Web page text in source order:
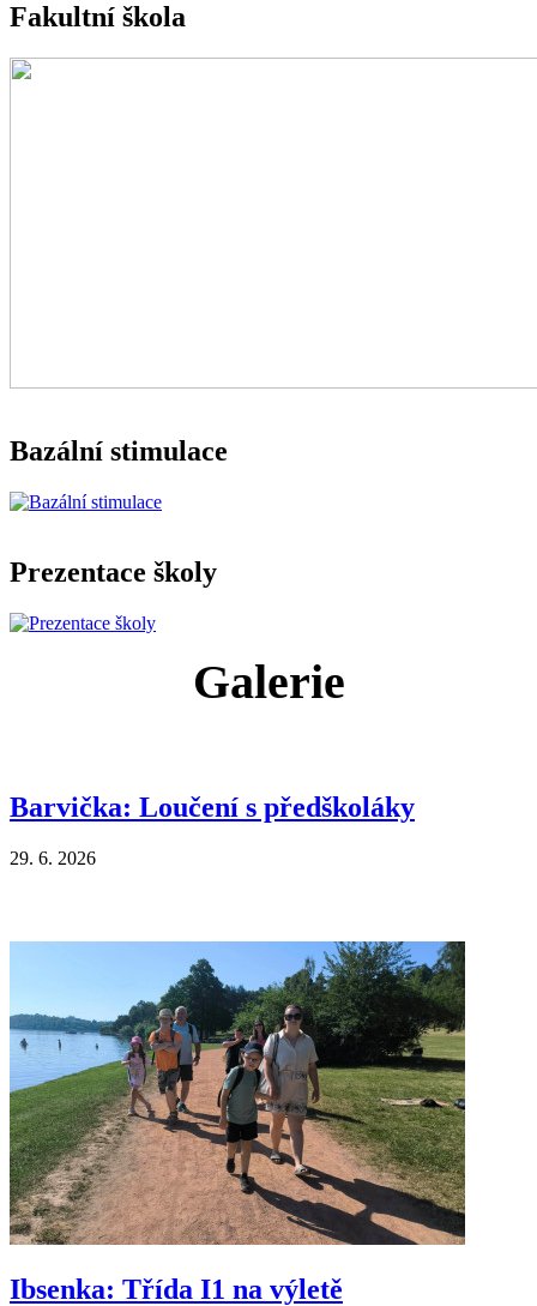
Fakultní škola
Bazální stimulace
Prezentace školy
Galerie
Barvička: Loučení s předškoláky
29. 6. 2026
Ibsenka: Třída I1 na výletě